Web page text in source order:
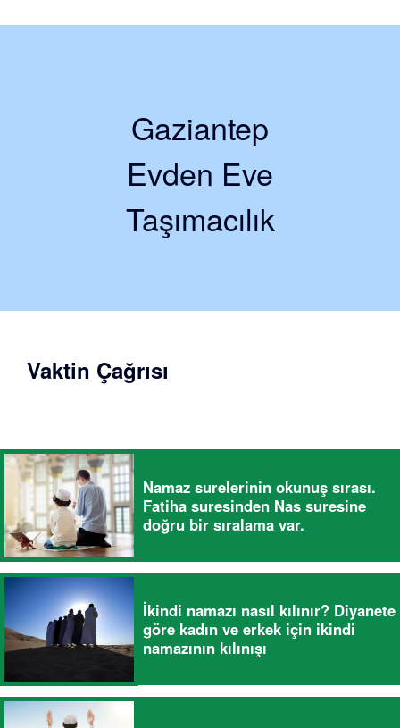
Gaziantep
Evden Eve
Taşımacılık
Vaktin Çağrısı
Namaz surelerinin okunuş sırası.
Fatiha suresinden Nas suresine
doğru bir sıralama var.
İkindi namazı nasıl kılınır? Diyanete
göre kadın ve erkek için ikindi
namazının kılınışı